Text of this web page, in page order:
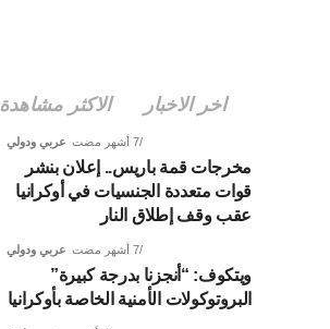
اخر الاخبار الاكثر مشاهدة
عربي ودولي 7 أشهر مضت
مخرجات قمة باريس.. إعلان بنشر
قوات متعددة الجنسيات في أوكرانيا
عقب وقف إطلاق النار
عربي ودولي 7 أشهر مضت
ويتكوف: “أنجزنا بدرجة كبيرة”
البروتوكولات الأمنية الخاصة بأوكرانيا